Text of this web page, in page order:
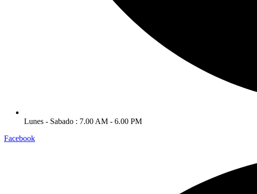
Lunes - Sabado : 7.00 AM - 6.00 PM
Facebook